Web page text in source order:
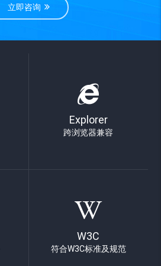
立即咨询
Explorer
跨浏览器兼容
W3C
符合W3C标准及规范